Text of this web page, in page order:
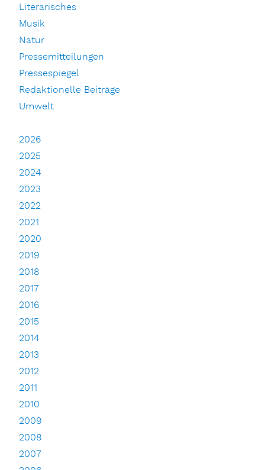
Literarisches
Musik
Natur
Pressemitteilungen
Pressespiegel
Redaktionelle Beiträge
Umwelt
2026
2025
2024
2023
2022
2021
2020
2019
2018
2017
2016
2015
2014
2013
2012
2011
2010
2009
2008
2007